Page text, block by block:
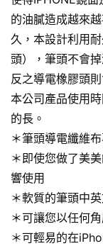
的油膩造成越來
久，本設計利用
頭），筆頭不會
反之導電橡膠頭
本公司產品使用
的長。
＊筆頭導電纖維
＊即使您做了美
響使用
＊軟質的筆頭中
＊可讓您以任何
＊可輕易的在